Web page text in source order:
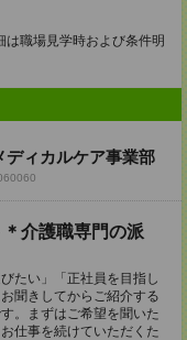
職場見学時および条件明
ィカルケア事業部
介護職専門の派
たい」「正社員を目指し
聞きしてからご紹介する
。まずはご希望を聞いた
仕事を続けていただくた